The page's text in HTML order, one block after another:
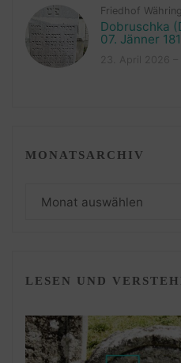
Friedhof Währing
Dobruschka
07. Jänner
MONATSARCHIV
LESEN UND